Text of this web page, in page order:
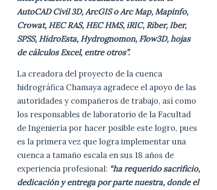
AutoCAD Civil 3D, ArcGIS o Arc Map, Mapinfo,
Crowat, HEC RAS, HEC HMS, iRIC, Riber, Iber,
SPSS, HidroEsta, Hydrognomon, Flow3D, hojas
de cálculos Excel, entre otros”.
La creadora del proyecto de la cuenca
hidrográfica Chamaya agradece el apoyo de las
autoridades y compañeros de trabajo, así como
los responsables de laboratorio de la Facultad
de Ingeniería por hacer posible este logro, pues
es la primera vez que logra implementar una
cuenca a tamaño escala en sus 18 años de
experiencia profesional: “ha requerido sacrificio,
dedicación y entrega por parte nuestra, donde el